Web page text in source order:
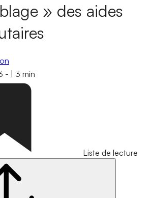
» des aides
- 3 min
Liste de lecture